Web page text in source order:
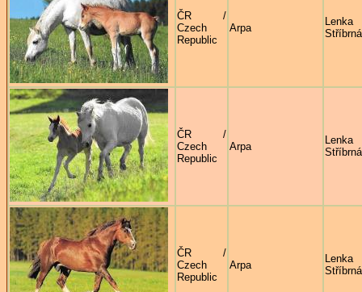
ČR /
Czech
Republic
Arpa
Lenka
Stříbrná
ČR /
Czech
Republic
Arpa
Lenka
Stříbrná
ČR /
Czech
Republic
Arpa
Lenka
Stříbrná